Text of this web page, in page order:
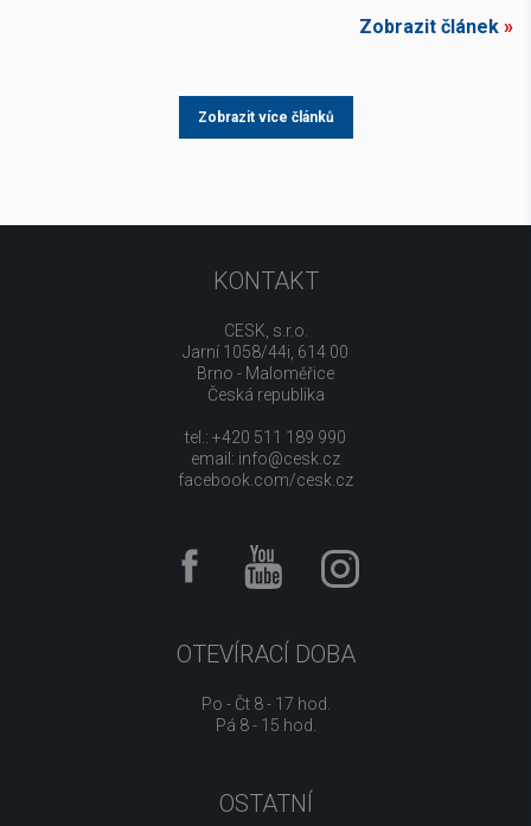
Zobrazit článek »
Zobrazit více článků
KONTAKT
CESK, s.r.o.
Jarní 1058/44i, 614 00
Brno - Maloměřice
Česká republika
tel.: +420 511 189 990
email: info@cesk.cz
facebook.com/cesk.cz
OTEVÍRACÍ DOBA
Po - Čt 8 - 17 hod.
Pá 8 - 15 hod.
OSTATNÍ